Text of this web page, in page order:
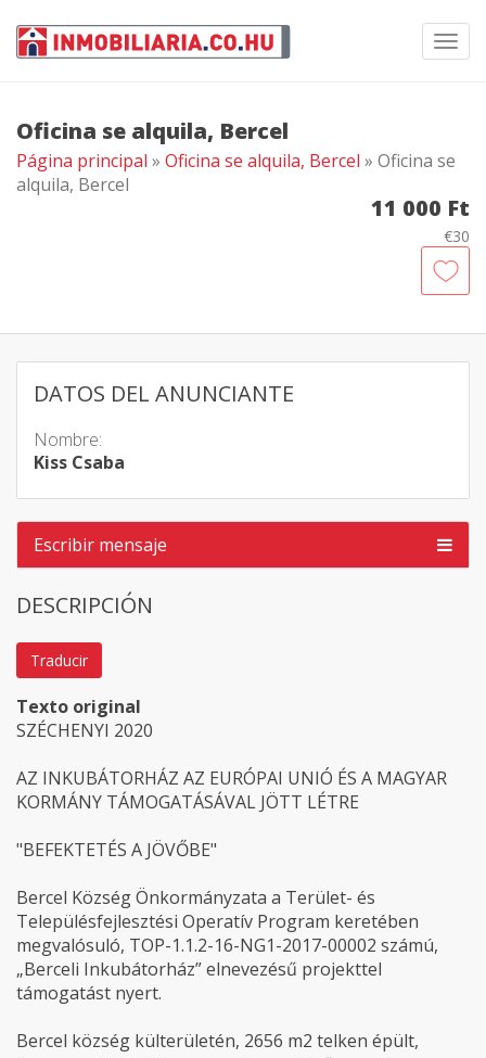
Oficina se alquila, Bercel
Página principal » Oficina se alquila, Bercel » Oficina se
alquila, Bercel
11 000 Ft
€30
DATOS DEL ANUNCIANTE
Nombre:
Kiss Csaba
Escribir mensaje
DESCRIPCIÓN
Traducir
Texto original
SZÉCHENYI 2020
AZ INKUBÁTORHÁZ AZ EURÓPAI UNIÓ ÉS A MAGYAR
KORMÁNY TÁMOGATÁSÁVAL JÖTT LÉTRE
"BEFEKTETÉS A JÖVŐBE"
Bercel Község Önkormányzata a Terület- és
Településfejlesztési Operatív Program keretében
megvalósuló, TOP-1.1.2-16-NG1-2017-00002 számú,
„Berceli Inkubátorház” elnevezésű projekttel
támogatást nyert.
Bercel község külterületén, 2656 m2 telken épült,